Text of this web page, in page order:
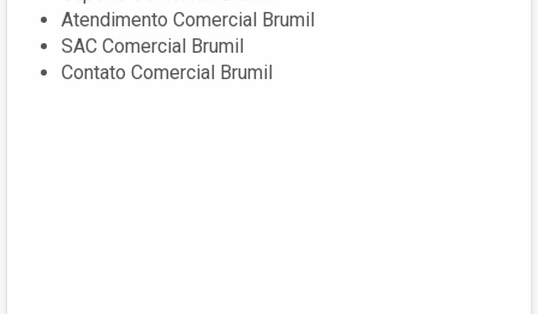
Atendimento Comercial Brumil
SAC Comercial Brumil
Contato Comercial Brumil